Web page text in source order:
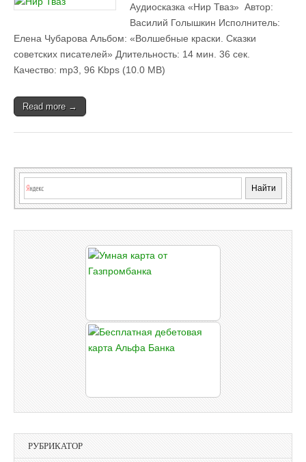
Аудиосказка «Нир Тваз»  Автор:
Василий Голышкин Исполнитель:
Елена Чубарова Альбом: «Волшебные краски. Сказки
советских писателей» Длительность: 14 мин. 36 сек.
Качество: mp3, 96 Kbps (10.0 MB)
Read more →
РУБРИКАТОР